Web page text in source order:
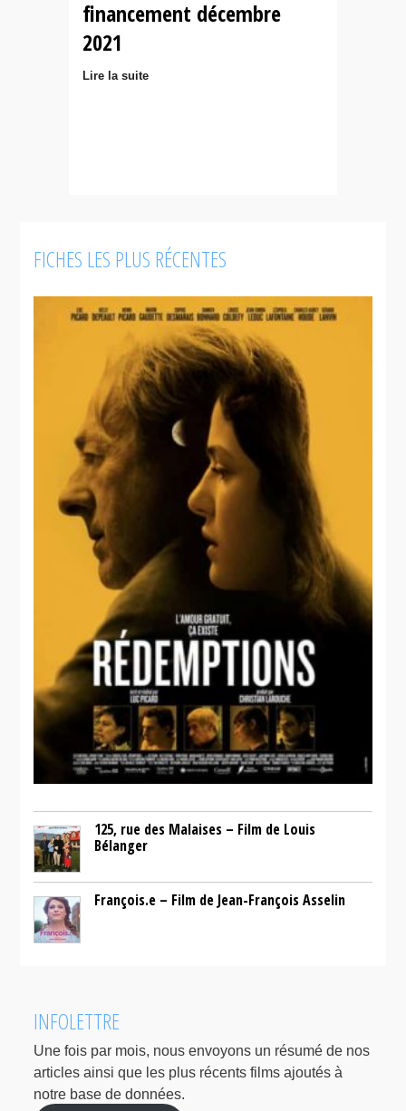
financement décembre
2021
Lire la suite
FICHES LES PLUS RÉCENTES
125, rue des Malaises – Film de Louis
Bélanger
François.e – Film de Jean-François Asselin
INFOLETTRE
Une fois par mois, nous envoyons un résumé de nos
articles ainsi que les plus récents films ajoutés à
notre base de données.